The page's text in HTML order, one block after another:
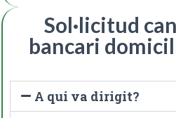
Sol·licitud
bancari
A qui va dirigit?